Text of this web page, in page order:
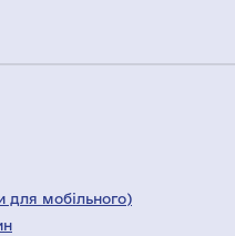
для мобільного)